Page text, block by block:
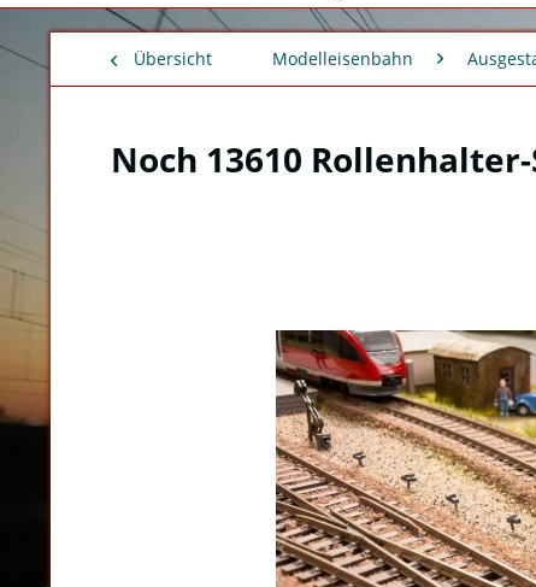
Übersicht Modelleisenbahn
Noch 13610